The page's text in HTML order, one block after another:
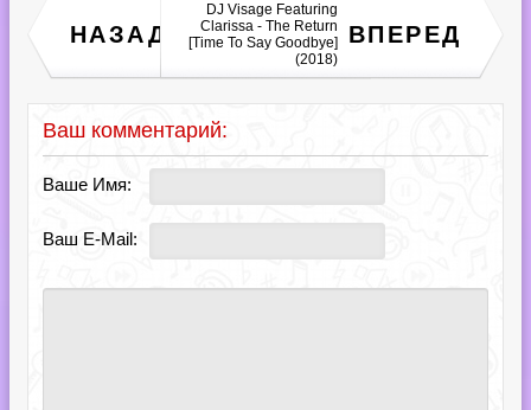
НАЗАД
Я слушаю шансон.
Реальный блатняк выпуск
№10 (2018)
ВПЕРЕД
DJ Visage Featuring
Clarissa - The Return
[Time To Say Goodbye]
(2018)
Ваш комментарий:
Ваше Имя:
Ваш E-Mail: